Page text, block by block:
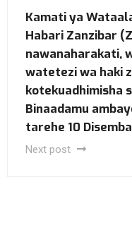
Kamati ya
Habari Zanzibar
nawanaharakati,
watetezi wa haki
kotekuadhimisha
Binaadamu
tarehe 10
Next post